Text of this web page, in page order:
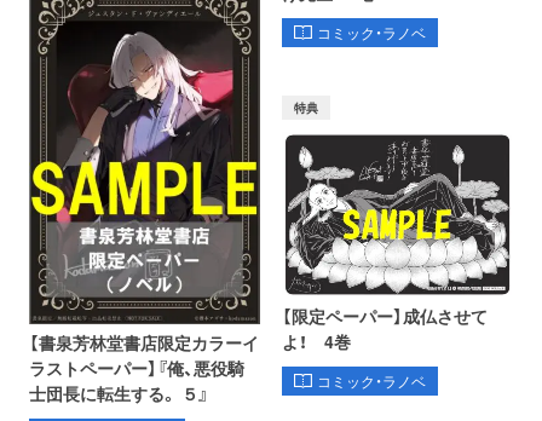
コミック・ラノベ
【書泉芳林堂書店限定カラーイ
ラストペーパー】『俺、悪役騎
士団長に転生する。 ５』
特典
【限定ペーパー】成仏させて
よ！ 4巻
コミック・ラノベ